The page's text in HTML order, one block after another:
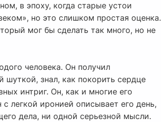
в эпоху, когда старые устои
но это слишком простая оценка.
мог бы сделать так много, но не
человека. Он получил
шуткой, знал, как покорить сердце
интриг. Он, как и многие его
легкой иронией описывает его день,
дела, ни одной серьезной мысли.